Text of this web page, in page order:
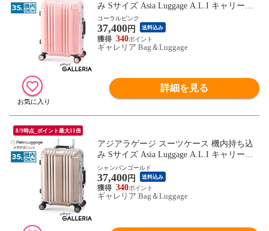
み Sサイズ Asia Luggage A.L.I キャリーケ
ース 軽量 軽い ストッパー 静音 フレーム 3
5L 1泊 2泊 1～2泊 TSロック メンズ レディ
ース デカかるEdge ALI-070R-18
コーラルピンク
37,400円 送料込み
340
ギャレリア Bag＆Luggage
詳細を見る
8/9時点_ポイント最大11倍
アジアラゲージ スーツケース 機内持ち込
み Sサイズ Asia Luggage A.L.I キャリーケ
ース 軽量 軽い ストッパー 静音 フレーム 3
5L 1泊 2泊 1～2泊 TSロック メンズ レディ
ース デカかるEdge ALI-070R-18
シャンパンゴールド
37,400円 送料込み
340
ギャレリア Bag＆Luggage